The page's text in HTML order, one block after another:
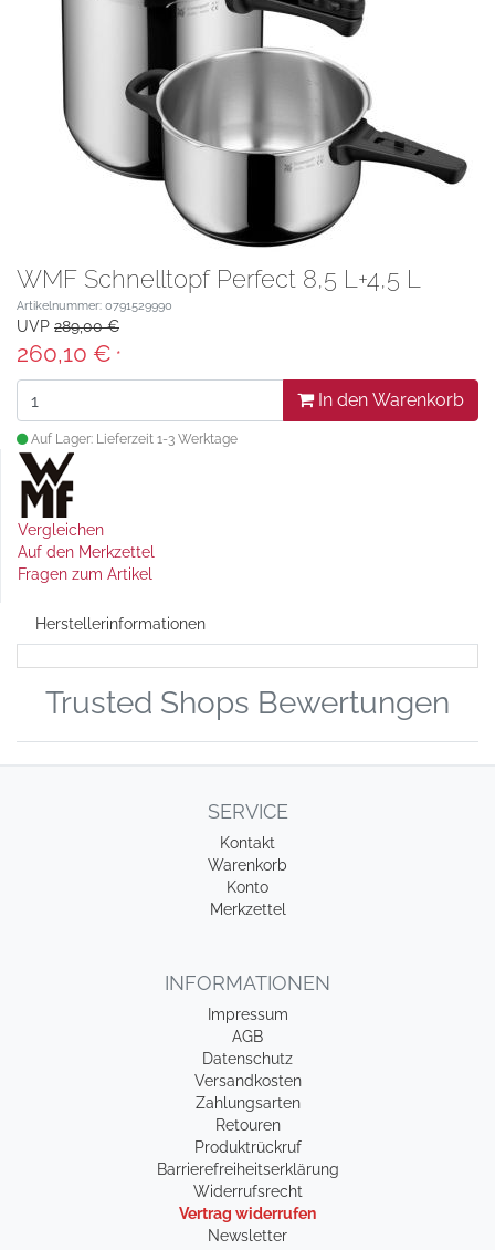
WMF Schnelltopf Perfect 8,5 L+4,5 L
Artikelnummer: 0791529990
UVP 289,00 €
260,10 € *
In den Warenkorb
Auf Lager: Lieferzeit 1-3 Werktage
Vergleichen
Auf den Merkzettel
Fragen zum Artikel
Herstellerinformationen
Trusted Shops Bewertungen
SERVICE
Kontakt
Warenkorb
Konto
Merkzettel
INFORMATIONEN
Impressum
AGB
Datenschutz
Versandkosten
Zahlungsarten
Retouren
Produktrückruf
Barrierefreiheitserklärung
Widerrufsrecht
Vertrag widerrufen
Newsletter